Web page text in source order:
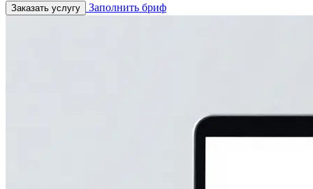
Заказать услугу Заполнить бриф